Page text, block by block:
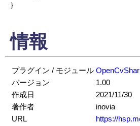
}
情報
プラグイン / モジュール
バージョン
1.00
作成日
2021/11/30
著作者
inovia
URL
https://